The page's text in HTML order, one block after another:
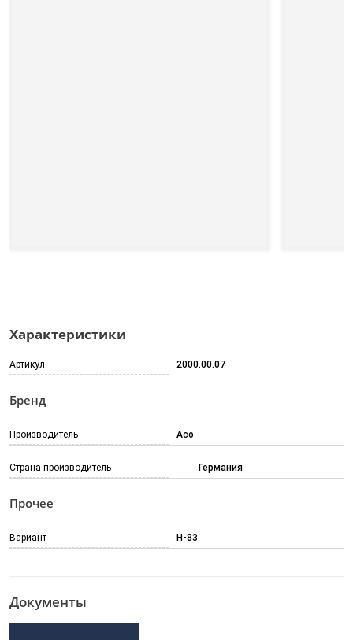
Характеристики
Артикул 2000.00.07
Бренд
Производитель Aco
Страна-производитель Германия
Прочее
Вариант H-83
Документы